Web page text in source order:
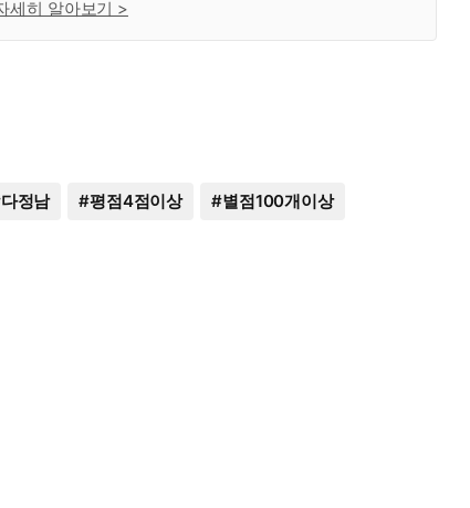
세히 알아보기 >
다정남 #평점4점이상 #별점100개이상